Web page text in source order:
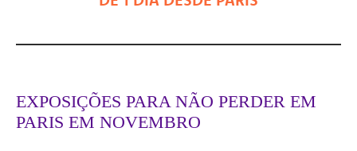
EXPOSIÇÕES PARA NÃO PERDER EM
PARIS EM NOVEMBRO